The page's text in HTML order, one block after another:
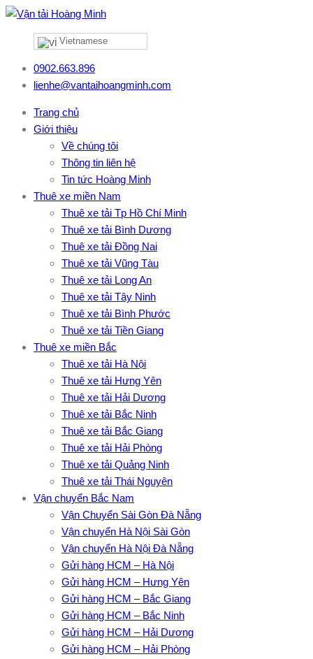
Vietnamese
0902.663.896
lienhe@vantaihoangminh.com
Trang chủ
Giới thiệu
Về chúng tôi
Thông tin liên hệ
Tin tức Hoàng Minh
Thuê xe miền Nam
Thuê xe tải Tp Hồ Chí Minh
Thuê xe tải Bình Dương
Thuê xe tải Đồng Nai
Thuê xe tải Vũng Tàu
Thuê xe tải Long An
Thuê xe tải Tây Ninh
Thuê xe tải Bình Phước
Thuê xe tải Tiền Giang
Thuê xe miền Bắc
Thuê xe tải Hà Nội
Thuê xe tải Hưng Yên
Thuê xe tải Hải Dương
Thuê xe tải Bắc Ninh
Thuê xe tải Bắc Giang
Thuê xe tải Hải Phòng
Thuê xe tải Quảng Ninh
Thuê xe tải Thái Nguyên
Vận chuyển Bắc Nam
Vận Chuyển Sài Gòn Đà Nẵng
Vận chuyển Hà Nội Sài Gòn
Vận chuyển Hà Nội Đà Nẵng
Gửi hàng HCM – Hà Nội
Gửi hàng HCM – Hưng Yên
Gửi hàng HCM – Bắc Giang
Gửi hàng HCM – Bắc Ninh
Gửi hàng HCM – Hải Dương
Gửi hàng HCM – Hải Phòng